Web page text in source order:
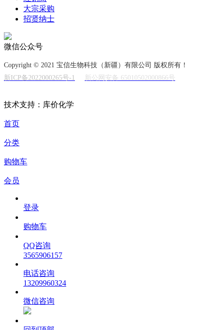
大宗采购
招贤纳士
微信公众号
Copyright © 2021 宝信生物科技（新疆）有限公司 版权所有！
新ICP备2022000265号-1
新公网安备 65010502000866号
技术支持：库价化学
首页
分类
购物车
会员
登录
购物车
QQ咨询
3565906157
电话咨询
13209960324
微信咨询